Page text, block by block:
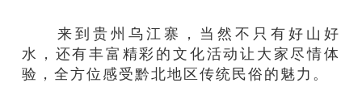
来到贵州乌江寨，当然不只有好山好
水，还有丰富精彩的文化活动让大家尽情体
验，全方位感受黔北地区传统民俗的魅力。